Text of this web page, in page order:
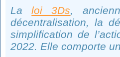
Laloi 3Ds,
décentralisation, la
simplification de
2022. Elle comporte